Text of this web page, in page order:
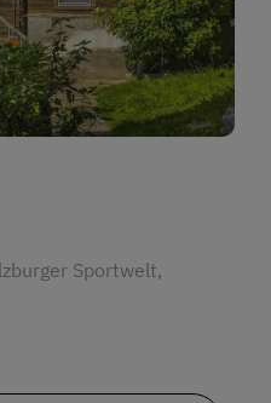
Sportwelt,